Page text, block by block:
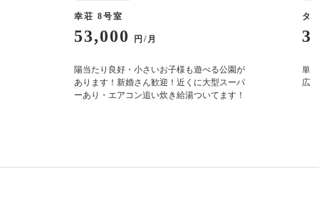
幸荘 8号室
53,000 円/月
陽当たり良好・小さいお子様も遊べる公園が
あります！新婚さん歓迎！近くに大型スーパ
ーあり・エアコン追い炊き給湯ついてます！
タ
単
広